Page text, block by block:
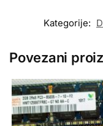
Kategorije:
Povezani